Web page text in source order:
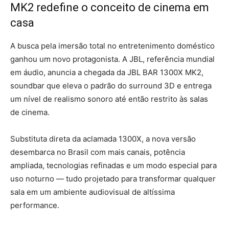
MK2 redefine o conceito de cinema em
casa
A busca pela imersão total no entretenimento doméstico
ganhou um novo protagonista. A JBL, referência mundial
em áudio, anuncia a chegada da JBL BAR 1300X MK2,
soundbar que eleva o padrão do surround 3D e entrega
um nível de realismo sonoro até então restrito às salas
de cinema.
Substituta direta da aclamada 1300X, a nova versão
desembarca no Brasil com mais canais, potência
ampliada, tecnologias refinadas e um modo especial para
uso noturno — tudo projetado para transformar qualquer
sala em um ambiente audiovisual de altíssima
performance.